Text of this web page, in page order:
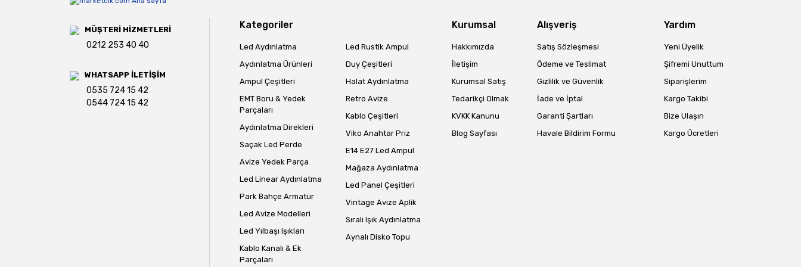
MÜŞTERİ HİZMETLERİ
0212 253 40 40
WHATSAPP İLETİŞİM
0535 724 15 42
0544 724 15 42
Kategoriler
Led Aydınlatma
Aydınlatma Ürünleri
Ampul Çeşitleri
EMT Boru & Yedek
Parçaları
Aydınlatma Direkleri
Saçak Led Perde
Avize Yedek Parça
Led Linear Aydınlatma
Park Bahçe Armatür
Led Avize Modelleri
Led Yılbaşı Işıkları
Kablo Kanalı & Ek
Parçaları
Led Rustik Ampul
Duy Çeşitleri
Halat Aydınlatma
Retro Avize
Kablo Çeşitleri
Viko Anahtar Priz
E14 E27 Led Ampul
Mağaza Aydınlatma
Led Panel Çeşitleri
Vintage Avize Aplik
Sıralı Işık Aydınlatma
Aynalı Disko Topu
Kurumsal
Hakkımızda
İletişim
Kurumsal Satış
Tedarikçi Olmak
KVKK Kanunu
Blog Sayfası
Alışveriş
Satış Sözleşmesi
Ödeme ve Teslimat
Gizlilik ve Güvenlik
İade ve İptal
Garanti Şartları
Havale Bildirim Formu
Yardım
Yeni Üyelik
Şifremi Unuttum
Siparişlerim
Kargo Takibi
Bize Ulaşın
Kargo Ücretleri